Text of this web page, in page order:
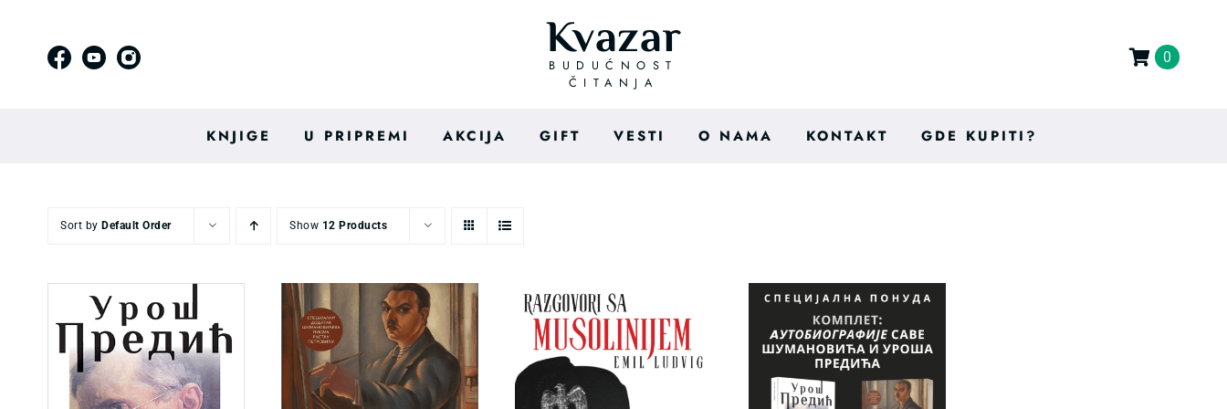
content
Kvazar
BUDUĆNOST
ČITANJA
0
KNJIGE U PRIPREMI AKCIJA GIFT VESTI O NAMA KONTAKT GDE KUPITI?
Sort by Default Order Show 12 Products